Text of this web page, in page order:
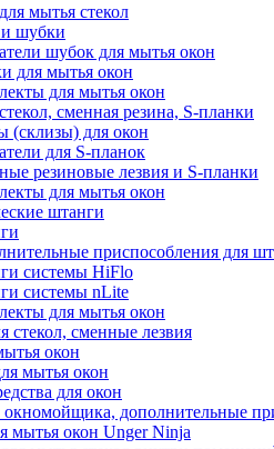
мытья стекол
шубки
шубок для мытья окон
для мытья окон
для мытья окон
сменная резина, S-планки
(склизы) для окон
для S-планок
резиновые лезвия и S-планки
для мытья окон
штанги
приспособления для
системы HiFlo
системы nLite
для мытья окон
стекол, сменные лезвия
окон
мытья окон
для окон
дополнительные
мытья окон Unger Ninja